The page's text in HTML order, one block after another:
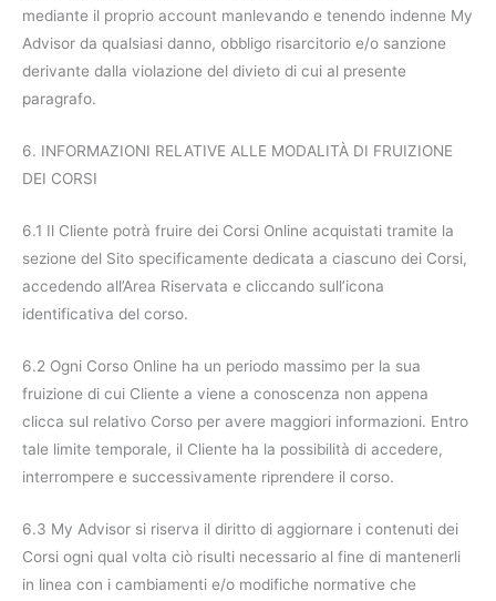
mediante il proprio account manlevando e tenendo indenne My
Advisor da qualsiasi danno, obbligo risarcitorio e/o sanzione
derivante dalla violazione del divieto di cui al presente
paragrafo.
6. INFORMAZIONI RELATIVE ALLE MODALITÀ DI FRUIZIONE
DEI CORSI
6.1 Il Cliente potrà fruire dei Corsi Online acquistati tramite la
sezione del Sito specificamente dedicata a ciascuno dei Corsi,
accedendo all’Area Riservata e cliccando sull’icona
identificativa del corso.
6.2 Ogni Corso Online ha un periodo massimo per la sua
fruizione di cui Cliente a viene a conoscenza non appena
clicca sul relativo Corso per avere maggiori informazioni. Entro
tale limite temporale, il Cliente ha la possibilità di accedere,
interrompere e successivamente riprendere il corso.
6.3 My Advisor si riserva il diritto di aggiornare i contenuti dei
Corsi ogni qual volta ciò risulti necessario al fine di mantenerli
in linea con i cambiamenti e/o modifiche normative che